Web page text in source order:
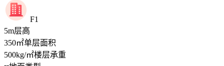
F1
5m层高
350㎡单层面积
500kg/㎡楼层承重